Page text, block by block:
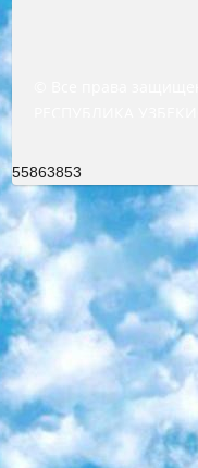
55863853